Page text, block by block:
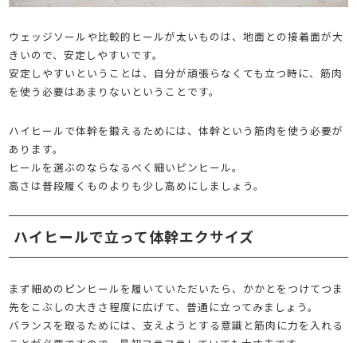
ウェッジソールや比較的ヒールが太いものは、地面との接着面が大
きいので、安定しやすいです。
安定しやすいということは、自分が頑張らなくても立つ時に、筋肉
を使う必要はあまりないということです。
ハイヒールで体幹を鍛えるためには、体幹という筋肉を使う必要が
あります。
ヒールを選ぶのならなるべく細いピンヒール。
高さは普段履くものよりも少し高めにしましょう。
ハイヒールで立って体幹エクサイズ
まず細めのピンヒールを履いていただいたら、かかとをつけてつま
先をこぶしの大きさ程度に広げて、普通に立ってみましょう。
バランスを取るためには、支えようとする意識と筋肉に力を入れる